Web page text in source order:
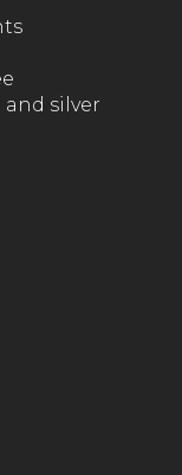
silver